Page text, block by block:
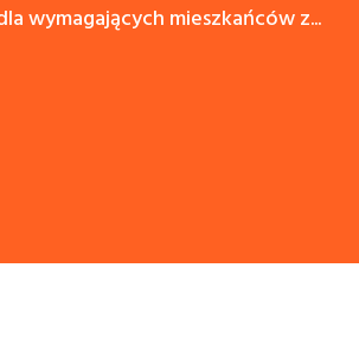
wymagających mieszkańców z...